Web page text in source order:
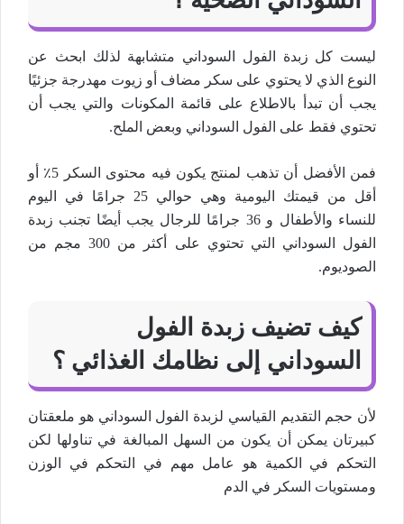
ليست كل زبدة الفول السوداني متشابهة لذلك ابحث عن
النوع الذي لا يحتوي على سكر مضاف أو زيوت مهدرجة جزئيًا
يجب أن تبدأ بالاطلاع على قائمة المكونات والتي يجب أن
تحتوي فقط على الفول السوداني وبعض الملح.
فمن الأفضل أن تذهب لمنتج يكون فيه محتوى السكر 5٪ أو
أقل من قيمتك اليومية وهي حوالي 25 جرامًا في اليوم
للنساء والأطفال و 36 جرامًا للرجال يجب أيضًا تجنب زبدة
الفول السوداني التي تحتوي على أكثر من 300 مجم من
الصوديوم.
كيف تضيف زبدة الفول
السوداني إلى نظامك الغذائي ؟
لأن حجم التقديم القياسي لزبدة الفول السوداني هو ملعقتان
كبيرتان يمكن أن يكون من السهل المبالغة في تناولها لكن
التحكم في الكمية هو عامل مهم في التحكم في الوزن
ومستويات السكر في الدم